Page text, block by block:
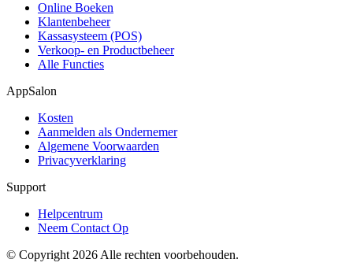
Online Boeken
Klantenbeheer
Kassasysteem (POS)
Verkoop- en Productbeheer
Alle Functies
AppSalon
Kosten
Aanmelden als Ondernemer
Algemene Voorwaarden
Privacyverklaring
Support
Helpcentrum
Neem Contact Op
© Copyright 2026 Alle rechten voorbehouden.